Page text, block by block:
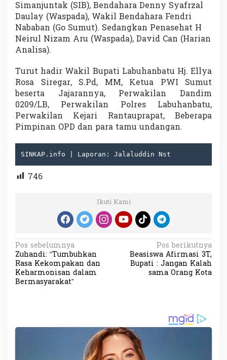
Simanjuntak (SIB), Bendahara Denny Syafrzal
Daulay (Waspada), Wakil Bendahara Fendri
Nababan (Go Sumut). Sedangkan Penasehat H
Neirul Nizam Aru (Waspada), David Can (Harian
Analisa).
Turut hadir Wakil Bupati Labuhanbatu Hj. Ellya
Rosa Siregar, S.Pd, MM, Ketua PWI Sumut
beserta Jajarannya, Perwakilan Dandim
0209/LB, Perwakilan Polres Labuhanbatu,
Perwakilan Kejari Rantauprapat, Beberapa
Pimpinan OPD dan para tamu undangan.
SINKAP.info | Laporan: Jalaluddin Nst
746
Ikuti Kami
N
a
v
s
Pos sebelumnya
Zuhandi: “Tumbuhkan
Rasa Kekompakan dan
Keharmonisan dalam
Bermasyarakat”
Pos berikutnya
Beasiswa Afirmasi 3T,
Bupati : Jangan Kalah
sama Orang Kota